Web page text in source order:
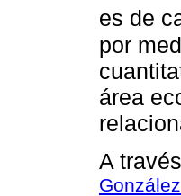
es de
por
área
A